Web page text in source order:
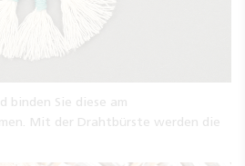
binden Sie diese am
Mit der Drahtbürste werden die